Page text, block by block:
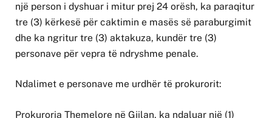
një person i dyshuar i mitur prej 24 orësh, ka paraqitur
tre (3) kërkesë për caktimin e masës së paraburgimit
dhe ka ngritur tre (3) aktakuza, kundër tre (3)
personave për vepra të ndryshme penale.
Ndalimet e personave me urdhër të prokurorit:
Prokuroria Themelore në Gjilan, ka ndaluar një (1)